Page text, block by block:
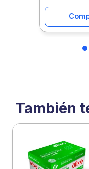
También